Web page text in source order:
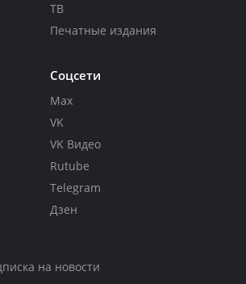
ТВ
Печатные издания
Соцсети
Max
VK
VK Видео
Rutube
Telegram
Дзен
на новости